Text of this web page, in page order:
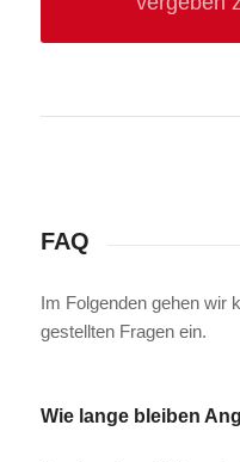
FAQ
Im Folgenden gehen wir
gestellten Fragen ein.
Wie lange bleiben